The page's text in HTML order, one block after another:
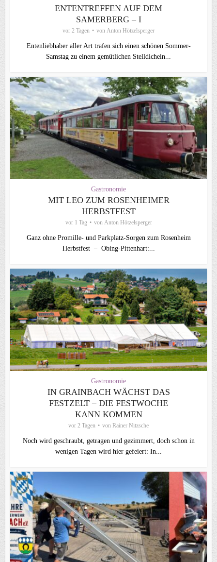
ENTENTREFFEN AUF DEM
SAMERBERG – I
vor 2 Tagen von Anton Hötzelsperger
Entenliebhaber aller Art trafen sich einen schönen Sommer-
Samstag zu einem gemütlichen Stelldichein...
Gastronomie
MIT LEO ZUM ROSENHEIMER
HERBSTFEST
vor 1 Tag von Anton Hötzelsperger
Ganz ohne Promille- und Parkplatz-Sorgen zum Rosenheim
Herbstfest – Obing-Pittenhart:...
Gastronomie
IN GRAINBACH WÄCHST DAS
FESTZELT – DIE FESTWOCHE
KANN KOMMEN
vor 2 Tagen von Rainer Nitzsche
Noch wird geschraubt, getragen und gezimmert, doch schon in
wenigen Tagen wird hier gefeiert: In...